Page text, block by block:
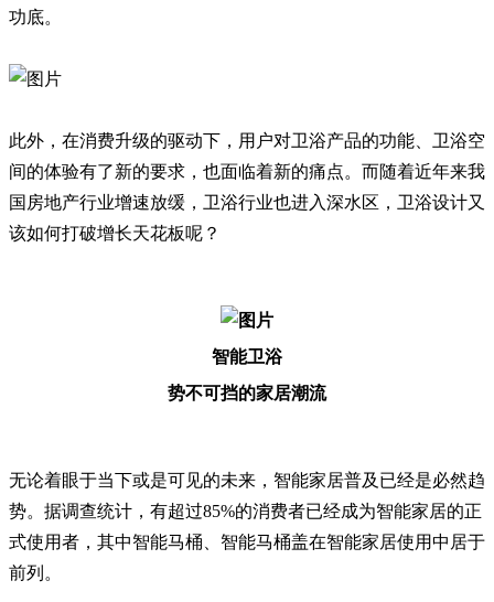
功底。
此外，在消费升级的驱动下，用户对卫浴产品的功能、卫浴空
间的体验有了新的要求，也面临着新的痛点。而随着近年来我
国房地产行业增速放缓，卫浴行业也进入深水区，卫浴设计又
该如何打破增长天花板呢？
智能卫浴
势不可挡的家居潮流
无论着眼于当下或是可见的未来，智能家居普及已经是必然趋
势。据调查统计，有超过85%的消费者已经成为智能家居的正
式使用者，其中智能马桶、智能马桶盖在智能家居使用中居于
前列。